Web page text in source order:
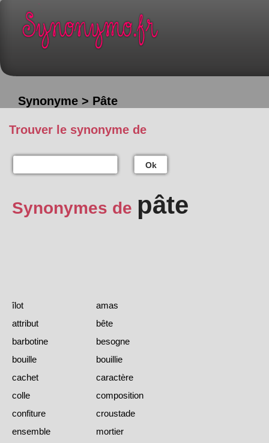
Synonyme > Pâte
Trouver le synonyme de
Ok
Synonymes de pâte
îlot
amas
attribut
bête
barbotine
besogne
bouille
bouillie
cachet
caractère
colle
composition
confiture
croustade
ensemble
mortier